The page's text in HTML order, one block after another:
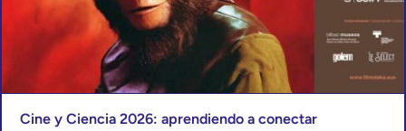
Cine y Ciencia 2026: aprendiendo a conectar